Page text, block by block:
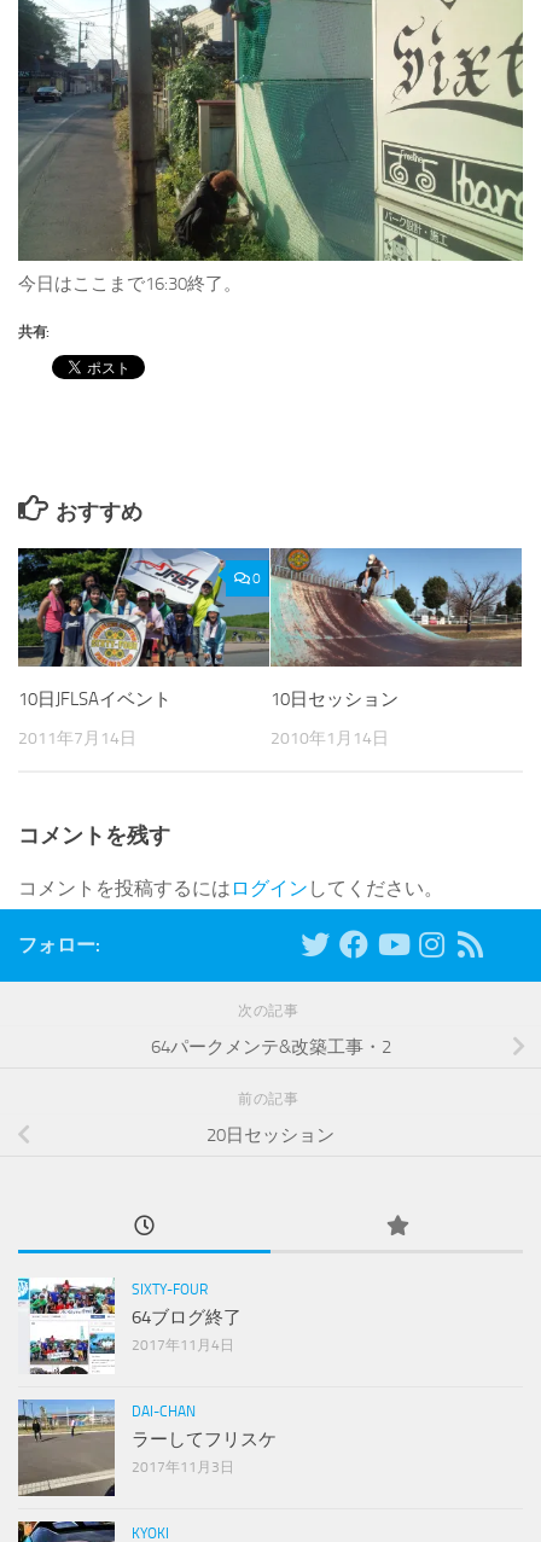
今日はここまで16:30終了。
共有:
おすすめ
0
10日JFLSAイベント
2011年7月14日
10日セッション
2010年1月14日
コメントを残す
コメントを投稿するには ログイン してください。
フォロー:
次の記事
64パークメンテ&改築工事・2
前の記事
20日セッション
SIXTY-FOUR
64ブログ終了
2017年11月4日
DAI-CHAN
ラーしてフリスケ
2017年11月3日
KYOKI